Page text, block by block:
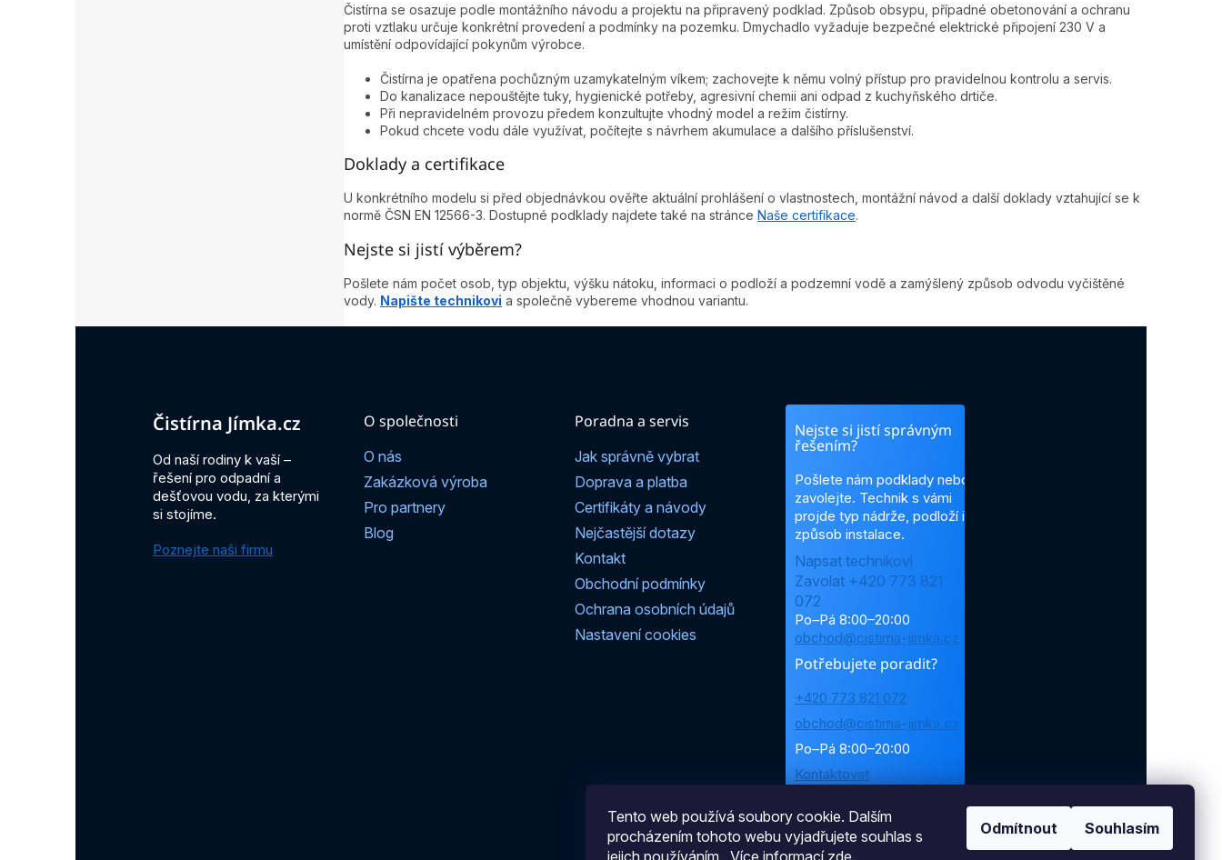
Tento web používá soubory cookie. Dalším
procházením tohoto webu vyjadřujete souhlas s
jejich používáním.. Více informací zde
Odmítnout Souhlasím
Čistírna se osazuje podle montážního návodu a projektu na připravený podklad. Způsob obsypu, případné obetonování a ochranu
proti vztlaku určuje konkrétní provedení a podmínky na pozemku. Dmychadlo vyžaduje bezpečné elektrické připojení 230 V a
umístění odpovídající pokynům výrobce.
Čistírna je opatřena pochůzným uzamykatelným víkem; zachovejte k němu volný přístup pro pravidelnou kontrolu a servis.
Do kanalizace nepouštějte tuky, hygienické potřeby, agresivní chemii ani odpad z kuchyňského drtiče.
Při nepravidelném provozu předem konzultujte vhodný model a režim čistírny.
Pokud chcete vodu dále využívat, počítejte s návrhem akumulace a dalšího příslušenství.
Doklady a certifikace
U konkrétního modelu si před objednávkou ověřte aktuální prohlášení o vlastnostech, montážní návod a další doklady vztahující se k
normě ČSN EN 12566-3. Dostupné podklady najdete také na stránce Naše certifikace.
Nejste si jistí výběrem?
Pošlete nám počet osob, typ objektu, výšku nátoku, informaci o podloží a podzemní vodě a zamýšlený způsob odvodu vyčištěné
vody. Napište technikovi a společně vybereme vhodnou variantu.
Čistírna Jímka.cz
Od naší rodiny k vaší –
řešení pro odpadní a
dešťovou vodu, za kterými
si stojíme.
Poznejte naši firmu
O společnosti
O nás
Zakázková výroba
Pro partnery
Blog
Poradna a servis
Jak správně vybrat
Doprava a platba
Certifikáty a návody
Nejčastější dotazy
Kontakt
Obchodní podmínky
Ochrana osobních údajů
Nastavení cookies
Nejste si jistí správným
řešením?
Pošlete nám podklady nebo
zavolejte. Technik s vámi
projde typ nádrže, podloží i
způsob instalace.
Napsat technikovi
Zavolat +420 773 821
072
Po–Pá 8:00–20:00
obchod@cistirna-jimka.cz
Potřebujete poradit?
+420 773 821 072
obchod@cistirna-jimka.cz
Po–Pá 8:00–20:00
Kontaktovat